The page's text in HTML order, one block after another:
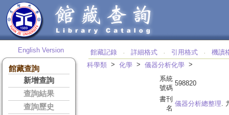
English Version
館藏查詢
新增查詢
查詢結果
查詢歷史
館藏記錄 ‧ 詳細格式 ‧ 引用格式 ‧
機讀
科學類 > 化學 > 儀器分析化學 >
系統
號碼
598820
書刊
名
儀器分析總整理.